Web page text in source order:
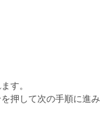
す。
押して次の手順に進み